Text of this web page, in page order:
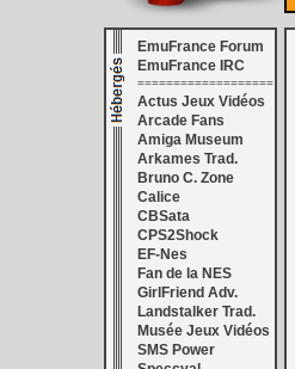
EmuFrance Forum
EmuFrance IRC
===================
Actus Jeux Vidéos
Arcade Fans
Amiga Museum
Arkames Trad.
Bruno C. Zone
Calice
CBSata
CPS2Shock
EF-Nes
Fan de la NES
GirlFriend Adv.
Landstalker Trad.
Musée Jeux Vidéos
SMS Power